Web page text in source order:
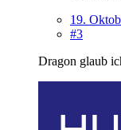
19.
#3
Dragon glaub